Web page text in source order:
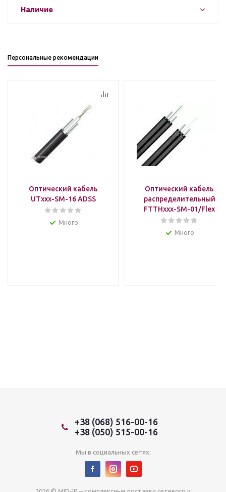
Наличие
Персональные рекомендации
Оптический кабель
UTxxx-SM-16 ADSS
Много
Оптический кабель
распределительный
FTTHxxx-SM-01/Flex
Много
+38 (068) 516-00-16
+38 (050) 515-00-16
Мы в социальных сетях: